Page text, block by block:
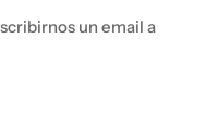
un email a